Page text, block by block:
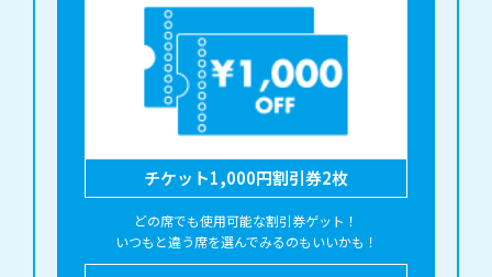
チケット1,000円割引券2枚
どの席でも使用可能な割引券ゲット！
いつもと違う席を選んでみるのもいいかも！